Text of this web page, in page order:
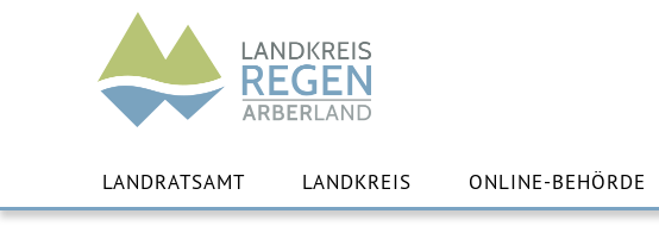
Landkreis
Regen
Inhalt
springen
LANDRATSAMT LANDKREIS ONLINE-BEHÖRDE